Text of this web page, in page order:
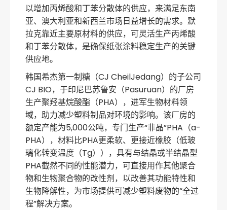
以增加丙烯酸和丁苯分散体的供应，来满足东南
亚、澳大利亚和新西兰市场日益增长的需求。默
拉克靠近主要原材料的供应，可灵活生产丙烯酸
和丁苯分散体，是确保纸张涂料稳定生产的关键
供应地。
韩国希杰第一制糖（CJ CheilJedang）的子公司
CJ BIO，于印尼巴苏鲁安（Pasuruan）的厂房
生产聚羟基烷酸酯（PHA），进军生物材料领
域，助力减少塑料制品对环境的影响。该厂房的
额定产能为5,000公吨，专门生产“非晶”PHA（a-
PHA），材料比PHA更柔软、更接近橡胶（低玻
璃化转变温度（Tg）），具有与结晶或半结晶型
PHA截然不同的性能潜力，可直接用作其他聚合
物和生物聚合物的改性剂，以改善其功能特性和
生物降解性，为市场提供可减少塑料废物的“全过
程”解决方案。